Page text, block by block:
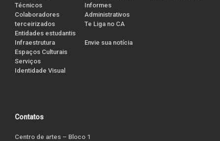
Técnicos
Colaboradores
terceirizados
Entidades estudantis
Infraestrutura
Espaços Culturais
Serviços
Identidade Visual
Informes
Administrativos
Te Liga no CA
Envie sua notícia
Contatos
Centro de artes – Bloco 1